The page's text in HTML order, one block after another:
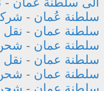
سلطنة عُمان -
سلطنة عمان -
سلطنة عمان -
سلطنة عمان -
سلطنة عمان -
سلطنة عمان -